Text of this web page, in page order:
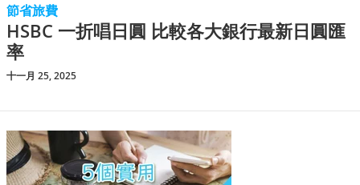
節省旅費
HSBC 一折唱日圓 比較各大銀行最新日圓匯
率
十一月 25, 2025